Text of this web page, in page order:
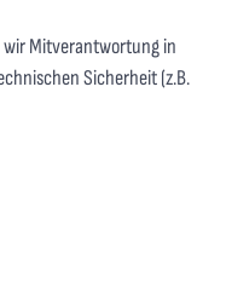
Mitverantwortung in
Sicherheit (z.B.